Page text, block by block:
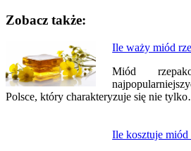
Zobacz także:
Ile waży miód
Miód
Polsce, który charakteryzuje się nie
Ile kosztuje
Nawigacja
wpisu